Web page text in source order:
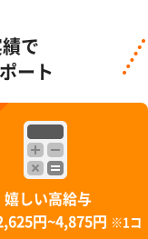
で
ート
嬉しい高給与
円~4,875円
※1コ